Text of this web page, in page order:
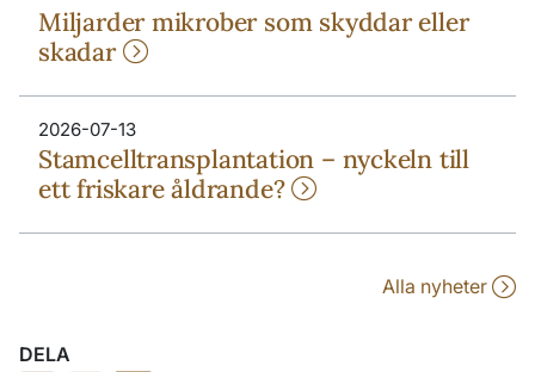
Miljarder mikrober som skyddar eller
skadar
2026-07-13
Stamcelltransplantation – nyckeln till
ett friskare åldrande?
Alla nyheter
DELA